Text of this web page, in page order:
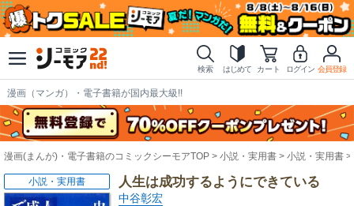
検索 はじめて カート ログイン 会員登録
漫画（マンガ）・電子書籍が国内最大級!!
漫画(まんが)・電子書籍のコミックシーモアTOP 小説・実用書 小説・実用書
人生は成功するようにできている
中谷彰宏
小説・実用書